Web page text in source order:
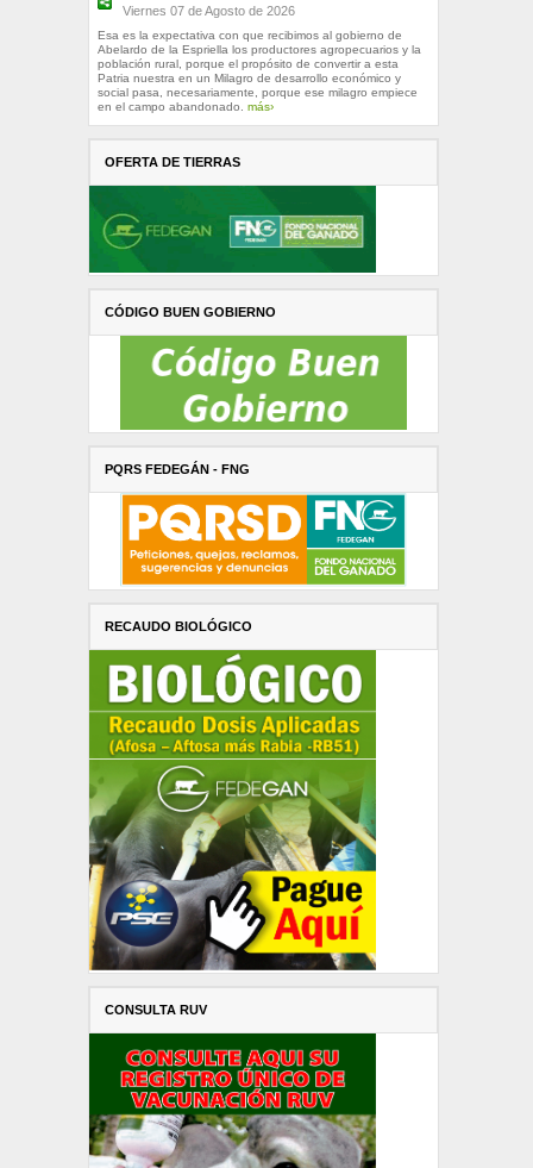
Viernes 07 de Agosto de 2026
Esa es la expectativa con que recibimos al gobierno de
Abelardo de la Espriella los productores agropecuarios y la
población rural, porque el propósito de convertir a esta
Patria nuestra en un Milagro de desarrollo económico y
social pasa, necesariamente, porque ese milagro empiece
en el campo abandonado. más›
OFERTA DE TIERRAS
CÓDIGO BUEN GOBIERNO
PQRS FEDEGÁN - FNG
RECAUDO BIOLÓGICO
CONSULTA RUV